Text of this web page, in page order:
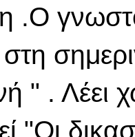
.Ο
" . Λέει
"Οι